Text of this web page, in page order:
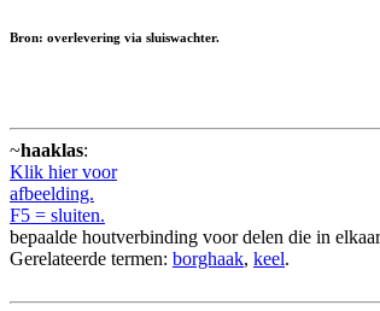
Bron: overlevering via sluiswachter.
~haaklas:
Klik hier voor
afbeelding.
F5 = sluiten.
bepaalde houtverbinding voor delen die in
Gerelateerde termen: borghaak, keel.